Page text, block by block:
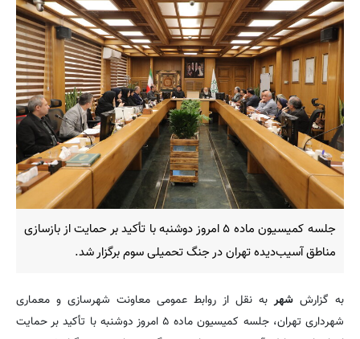
جلسه کمیسیون ماده ۵ امروز دوشنبه با تأکید بر حمایت از بازسازی
مناطق آسیب‌دیده تهران در جنگ تحمیلی سوم برگزار شد.
به گزارششهربه نقل از روابط عمومی معاونت شهرسازی و معماری
شهرداری تهران، جلسه کمیسیون ماده ۵ امروز دوشنبه با تأکید بر حمایت